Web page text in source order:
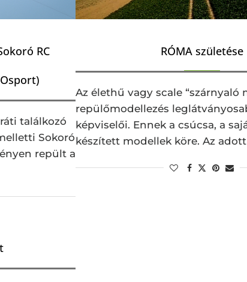
RC
találkozó
Sokoró
repült a
RÓMA születése
Az élethű vagy scale “szárnyaló
repülőmodellezés
képviselői. Ennek a csúcsa, a
készített modellek köre. Az